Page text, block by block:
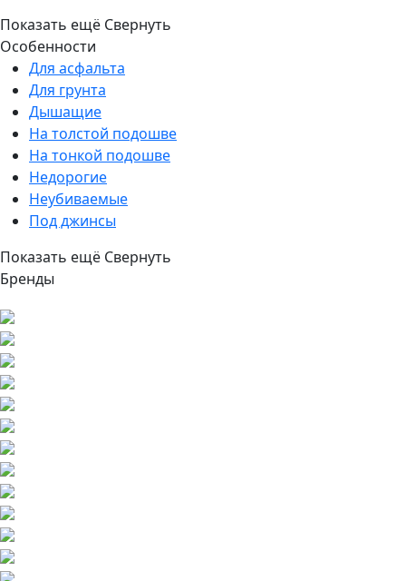
Показать ещё Свернуть
Особенности
Для асфальта
Для грунта
Дышащие
На толстой подошве
На тонкой подошве
Недорогие
Неубиваемые
Под джинсы
Показать ещё Свернуть
Бренды